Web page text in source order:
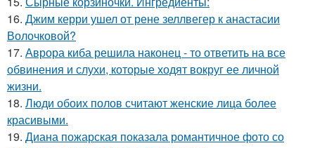
16. Джим керри ушел от рене зеллвегер к анастасии
Волочковой?
17. Аврора киба решила наконец - то ответить на все
обвинения и слухи, которые ходят вокруг ее личной
жизни.
18. Люди обоих полов считают женские лица более
красивыми.
19. Диана пожарская показала романтичное фото со